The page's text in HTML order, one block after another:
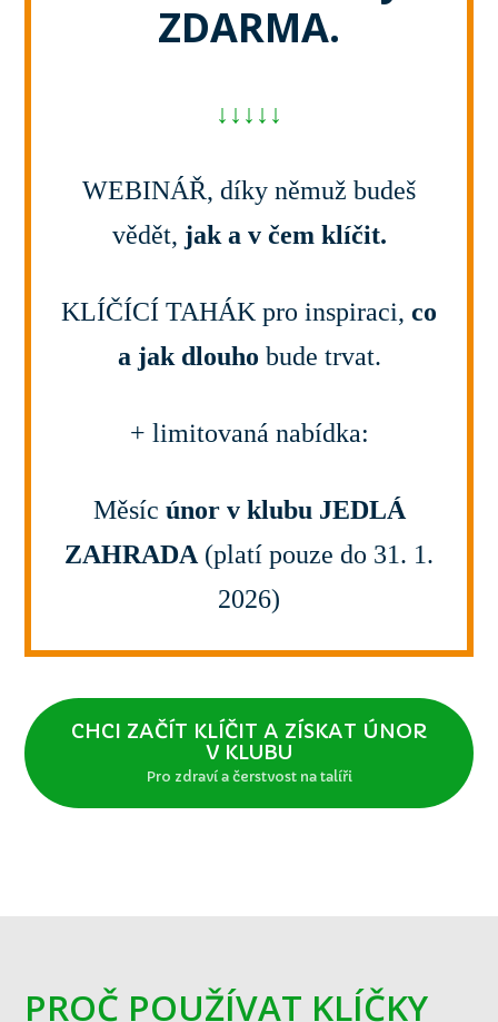
ZDARMA.
↓↓↓↓↓
WEBINÁŘ, díky němuž budeš
vědět, jak a v čem klíčit.
KLÍČÍCÍ TAHÁK pro inspiraci, co
a jak dlouho bude trvat.
+ limitovaná nabídka:
Měsíc únor v klubu JEDLÁ
ZAHRADA (platí pouze do 31. 1.
2026)
CHCI ZAČÍT KLÍČIT A ZÍSKAT ÚNOR
V KLUBU
Pro zdraví a čerstvost na talíři
PROČ POUŽÍVAT KLÍČKY